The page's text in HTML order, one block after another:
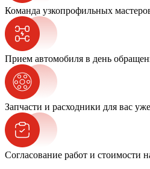
Команда узкопрофильных
Прием автомобиля в день
Запчасти и расходники для вас
Согласование работ и стоимости